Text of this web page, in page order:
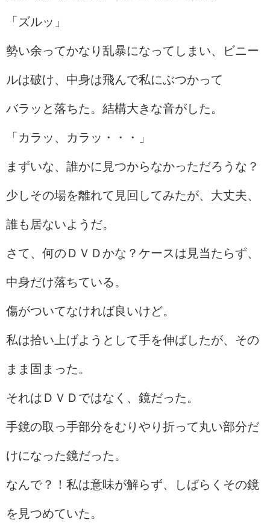
「ズルッ」
勢い余ってかなり乱暴になってしまい、ビニー
ルは破け、中身は飛んで私にぶつかって
バラッと落ちた。結構大きな音がした。
「カラッ、カラッ・・・」
まずいな、誰かに見つからなかっただろうな？
少しその場を離れて見回してみたが、大丈夫、
誰も居ないようだ。
さて、何のＤＶＤかな？ケースは見当たらず、
中身だけ落ちている。
傷がついてなければ良いけど。
私は拾い上げようとして手を伸ばしたが、その
まま固まった。
それはＤＶＤではなく、鏡だった。
手鏡の取っ手部分をむりやり折って丸い部分だ
けになった鏡だった。
なんで？！私は意味が解らず、しばらくその鏡
を見つめていた。